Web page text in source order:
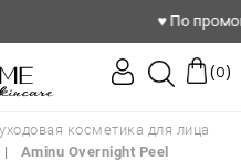
♥️ По
(0)
косметика для лица
Aminu Overnight Peel